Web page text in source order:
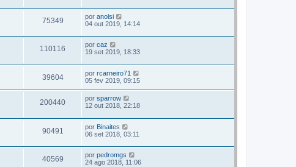
75349 por anolsi
04 out 2019, 14:14
110116 por caz
19 set 2019, 18:33
39604 por rcarneiro71
05 fev 2019, 09:15
200440 por sparrow
12 out 2018, 22:18
90491 por Binaites
06 set 2018, 03:11
40569 por pedromgs
24 ago 2018, 11:06